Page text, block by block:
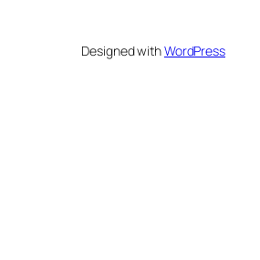
Designed withWordPress